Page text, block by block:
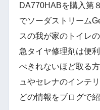
DA770HABを購入第
でソーダストリーム
スの我が家のトイレ
急タイヤ修理剤は便
べきれないほど取る
ュやセレナのインテ
どの情報をブログで